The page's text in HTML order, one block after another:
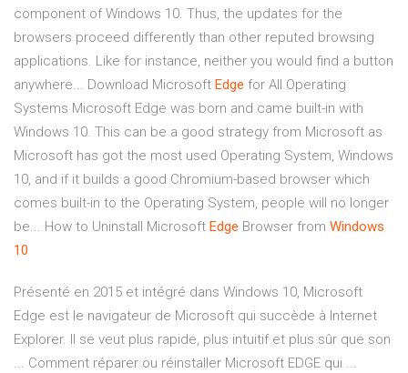
component of Windows 10. Thus, the updates for the
browsers proceed differently than other reputed browsing
applications. Like for instance, neither you would find a button
anywhere... Download Microsoft Edge for All Operating
Systems Microsoft Edge was born and came built-in with
Windows 10. This can be a good strategy from Microsoft as
Microsoft has got the most used Operating System, Windows
10, and if it builds a good Chromium-based browser which
comes built-in to the Operating System, people will no longer
be... How to Uninstall Microsoft Edge Browser from Windows
10
Présenté en 2015 et intégré dans Windows 10, Microsoft
Edge est le navigateur de Microsoft qui succède à Internet
Explorer. Il se veut plus rapide, plus intuitif et plus sûr que son
... Comment réparer ou réinstaller Microsoft EDGE qui ...